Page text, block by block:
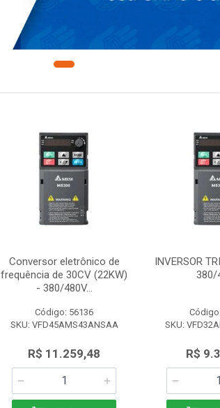
Conversor eletrônico de
frequência de 30CV (22KW)
- 380/480V...
Código: 56136
SKU: VFD45AMS43ANSAA
R$ 11.259,48
INVERSOR
380/
SKU:
R$